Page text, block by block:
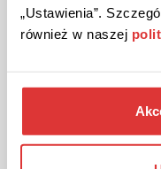
„Ustawienia”.
również w naszej
Wyprzedaż do -